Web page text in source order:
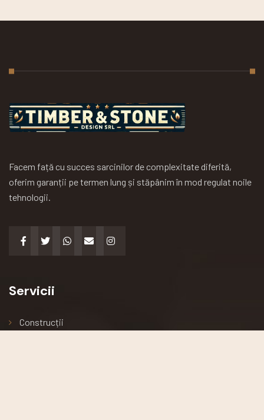
Facem față cu succes sarcinilor de complexitate diferită,
oferim garanții pe termen lung și stăpânim în mod regulat noile
tehnologii.
Servicii
Construcții